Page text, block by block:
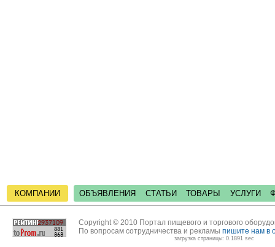
КОМПАНИИ ОБЪЯВЛЕНИЯ СТАТЬИ ТОВАРЫ УСЛУГИ
Copyright © 2010 Портал пищевого и торгового
По вопросам сотрудничества и рекламы пишите нам в
загрузка страницы: 0.1891 sec